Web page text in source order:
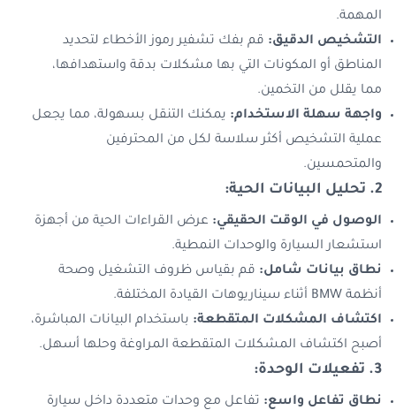
المهمة.
التشخيص الدقيق: قم بفك تشفير رموز الأخطاء لتحديد
المناطق أو المكونات التي بها مشكلات بدقة واستهدافها،
مما يقلل من التخمين.
واجهة سهلة الاستخدام: يمكنك التنقل بسهولة، مما يجعل
عملية التشخيص أكثر سلاسة لكل من المحترفين
والمتحمسين.
2. تحليل البيانات الحية:
الوصول في الوقت الحقيقي: عرض القراءات الحية من أجهزة
استشعار السيارة والوحدات النمطية.
نطاق بيانات شامل: قم بقياس ظروف التشغيل وصحة
أنظمة BMW أثناء سيناريوهات القيادة المختلفة.
اكتشاف المشكلات المتقطعة: باستخدام البيانات المباشرة،
أصبح اكتشاف المشكلات المتقطعة المراوغة وحلها أسهل.
3. تفعيلات الوحدة:
نطاق تفاعل واسع: تفاعل مع وحدات متعددة داخل سيارة